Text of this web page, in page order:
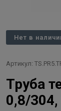
Нет в
Артикул:
Труба
0,8/